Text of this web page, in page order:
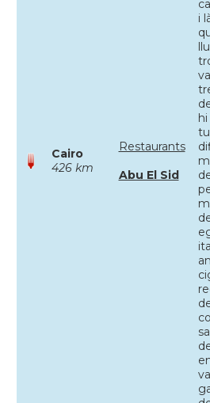
Cairo
426 km
Restaurants
Abu El Sid
i